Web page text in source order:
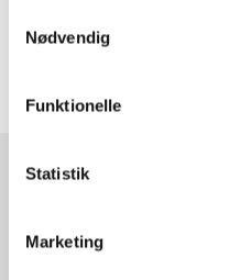
Nødvendig
Funktionelle
Statistik
Marketing
Artiklerne i
Fra